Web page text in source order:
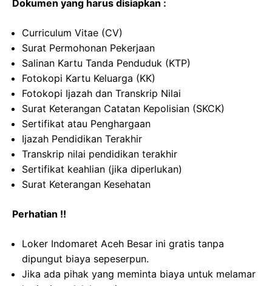
Dokumen yang harus disiapkan :
Curriculum Vitae (CV)
Surat Permohonan Pekerjaan
Salinan Kartu Tanda Penduduk (KTP)
Fotokopi Kartu Keluarga (KK)
Fotokopi Ijazah dan Transkrip Nilai
Surat Keterangan Catatan Kepolisian (SKCK)
Sertifikat atau Penghargaan
Ijazah Pendidikan Terakhir
Transkrip nilai pendidikan terakhir
Sertifikat keahlian (jika diperlukan)
Surat Keterangan Kesehatan
Perhatian !!
Loker Indomaret Aceh Besar ini gratis tanpa
dipungut biaya sepeserpun.
Jika ada pihak yang meminta biaya untuk melamar